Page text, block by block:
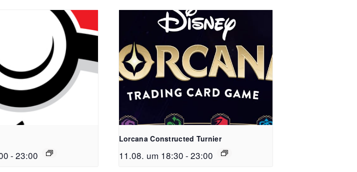
- 23:00
Lorcana Constructed Turnier
11.08. um 18:30 - 23:00